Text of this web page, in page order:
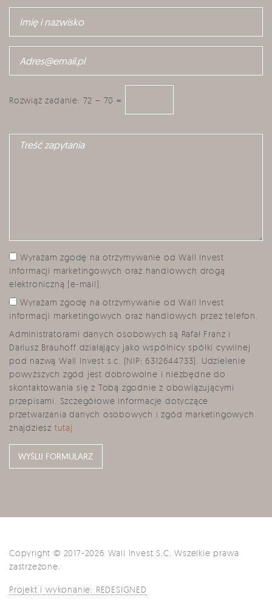
Rozwiąż zadanie: 72 − 70 =
Wyrażam zgodę na otrzymywanie od Wall Invest
informacji marketingowych oraz handlowych drogą
elektroniczną (e-mail).
Wyrażam zgodę na otrzymywanie od Wall Invest
informacji marketingowych oraz handlowych przez telefon.
Administratorami danych osobowych są Rafał Franz i
Dariusz Brauhoff działający jako wspólnicy spółki cywilnej
pod nazwą Wall Invest s.c. (NIP: 6312644733). Udzielenie
powyższych zgód jest dobrowolne i niezbędne do
skontaktowania się z Tobą zgodnie z obowiązującymi
przepisami. Szczegółowe informacje dotyczące
przetwarzania danych osobowych i zgód marketingowych
znajdziesz tutaj
Copyright © 2017-2026 Wall Invest S.C. Wszelkie prawa
zastrzeżone.
Projekt i wykonanie: REDESIGNED